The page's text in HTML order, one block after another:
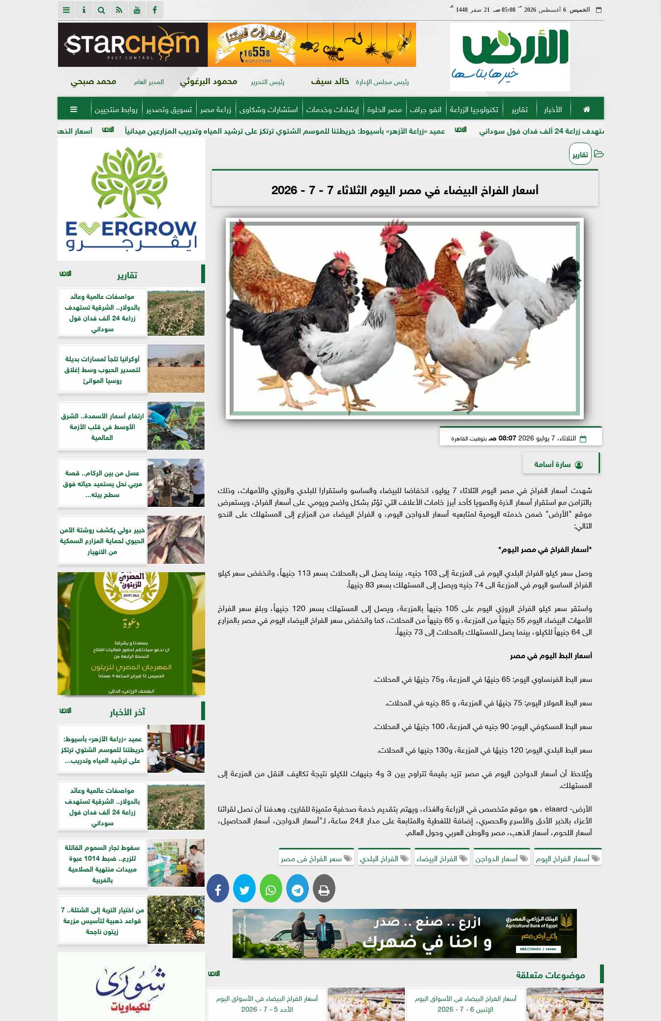
الخميس 6 أغسطس2026
مـ
05:08 صـ 21 صفر 1448
هـ
رئيس مجلس الإدارة خالد سيف رئيس التحرير محمود البرغوثي المدير العام محمد صبحي
الأخبار تقارير تكنولوجيا الزراعة انفو جراف مصر الحلوة إرشادات وخدمات استشارات وشكاوى زراعة مصر تسويق وتصدير روابط منتجيين 
أسعار الذهب في مصر فى بداية تعاملات اليوم الأربعاء عميد «زراعة الأزهر» بأسيوط: خريطتنا للموسم الشتوي ترتكز على ترشيد المياه وتدريب المزارعين ميدانياً
تقارير
أسعار الفراخ البيضاء في مصر اليوم الثلاثاء 7 - 7 - 2026
الثلاثاء، 7 يوليو 2026 08:07 صـ بتوقيت القاهرة
سارة أسامة
شهدت أسعار الفراخ في مصر اليوم الثلاثاء 7 يوليو، انخفاضا للبيضاء والساسو واستقرارا للبلدي والروزي والأمهات، وذلك
بالتزامن مع استقرار أسعار الذرة والصويا كأحد أبرز خامات الأعلاف التي تؤثر بشكل واضح ويومي على أسعار الفراخ، ويستعرض
موقع "الأرض" ضمن خدمته اليومية لمتابعيه أسعار الدواجن اليوم، و الفراخ البيضاء من المزارع إلى المستهلك على النحو
التالي:
*أسعار الفراخ في مصر اليوم*
وصل سعر كيلو الفراخ البلدي اليوم فى المزرعة إلى 103 جنيه، بينما يصل الى بالمحلات بسعر 113 جنيهاً، وانخفض سعر كيلو
الفراخ الساسو اليوم في المزرعة الى 74 جنيه ويصل إلى المستهلك بسعر 83 جنيهاً.
واستقر سعر كيلو الفراخ الروزي اليوم على 105 جنيهاً بالمزرعة، ويصل إلى المستهلك بسعر 120 جنيهاً، وبلغ سعر الفراخ
الأمهات البيضاء اليوم 55 جنيهاً من المزرعة، و 65 جنيهاً من المحلات، كما وانخفض سعر الفراخ البيضاء اليوم في مصر بالمزارع
الى 64 جنيهاً للكيلو، بينما يصل للمستهلك بالمحلات إلى 73 جنيهاً.
أسعار البط اليوم في مصر
سعر البط الفرنساوي اليوم: 65 جنيهًا في المزرعة، و75 جنيهًا في المحلات.
سعر البط المولار اليوم: 75 جنيهًا في المزرعة، و 85 جنيه في المحلات.
سعر البط المسكوفي اليوم: 90 جنيه في المزرعة، 100 جنيهًا في المحلات.
سعر البط البلدي اليوم: 120 جنيهًا في المزرعة، و130 جنيها في المحلات.
ويُلاحظ أن أسعار الدواجن اليوم في مصر تزيد بقيمة تتراوح بين 3 و4 جنيهات للكيلو نتيجة تكاليف النقل من المزرعة إلى
المستهلك.
الأرض- elaard ، هو موقع متخصص في الزراعة والغذاء، ويهتم بتقديم خدمة صحفية متميزة للقارئ، وهدفنا أن نصل لقرائنا
الأعزاء بالخبر الأدق والأسرع والحصري، إضافة للتغطية والمتابعة على مدار الـ24 ساعة، لـ"أسعار الدواجن، أسعار المحاصيل،
أسعار اللحوم، أسعار الذهب، مصر والوطن العربي وحول العالم.
أسعار الفراخ اليوم
أسعار الدواجن الفراخ البيضاء الفراخ البلدي سعر الفراخ فى مصر
موضوعات متعلقة
أسعار الفراخ البيضاء في الأسواق اليوم
الإثنين 6 - 7 - 2026
أسعار الفراخ البيضاء في الأسواق اليوم
الأحد 5 - 7 - 2026
تقارير
مواصفات عالمية وعائد
بالدولار.. الشرقية تستهدف
زراعة 24 ألف فدان فول
سوداني
أوكرانيا تلجأ لمسارات بديلة
لتصدير الحبوب وسط إغلاق
روسيا الموانئ
ارتفاع أسعار الأسمدة.. الشرق
الأوسط في قلب الأزمة
العالمية
عسل من بين الركام.. قصة
مربي نحل يستعيد حياته فوق
سطح بيته...
خبير دولي يكشف روشتة الأمن
الحيوي لحماية المزارع السمكية
من الانهيار
آخر الأخبار
عميد «زراعة الأزهر» بأسيوط:
خريطتنا للموسم الشتوي ترتكز
على ترشيد المياه وتدريب...
مواصفات عالمية وعائد
بالدولار.. الشرقية تستهدف
زراعة 24 ألف فدان فول
سوداني
سقوط تجار السموم القاتلة
للزرع.. ضبط 1014 عبوة
مبيدات منتهية الصلاحية
بالغربية
من اختيار التربة إلى الشتلة.. 7
قواعد ذهبية لتأسيس مزرعة
زيتون ناجحة